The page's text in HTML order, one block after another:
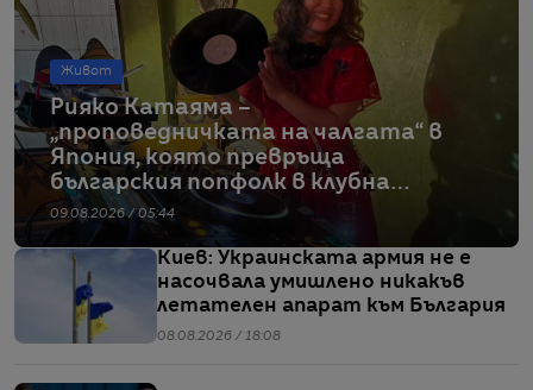
Живот
Рияко Катаяма –
„проповедничката на чалгата“ в
Япония, която превръща
българския попфолк в клубна
екзотика
09.08.2026 / 05:44
Киев: Украинската армия не е
насочвала умишлено никакъв
летателен апарат към България
08.08.2026 / 18:08